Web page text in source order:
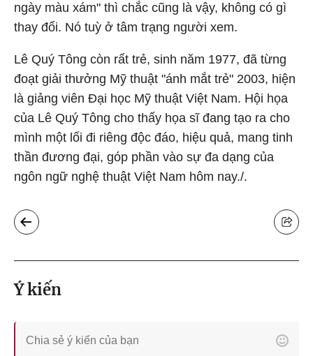
ngày màu xám" thì chắc cũng là vậy, không có gì
thay đổi. Nó tuỳ ở tâm trạng người xem.
Lê Quý Tông còn rất trẻ, sinh năm 1977, đã từng
đoạt giải thưởng Mỹ thuật "ánh mắt trẻ" 2003, hiện
là giảng viên Đại học Mỹ thuật Việt Nam. Hội họa
của Lê Quý Tông cho thấy họa sĩ đang tạo ra cho
mình một lối đi riêng độc đáo, hiệu quả, mang tinh
thần đương đại, góp phần vào sự đa dạng của
ngôn ngữ nghệ thuật Việt Nam hôm nay./.
Ý kiến